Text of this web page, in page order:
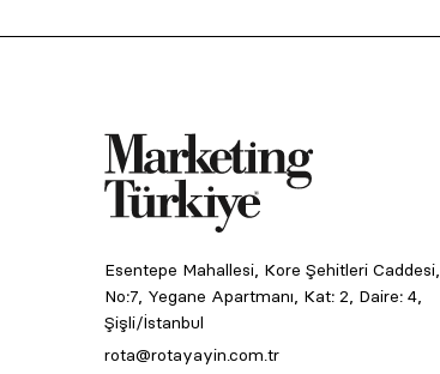
Esentepe Mahallesi, Kore Şehitleri Caddesi,
No:7, Yegane Apartmanı, Kat: 2, Daire: 4,
Şişli/İstanbul
rota@rotayayin.com.tr